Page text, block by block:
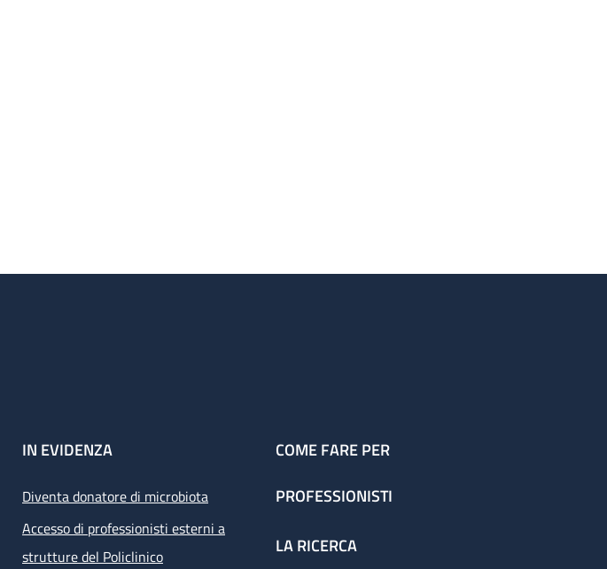
IN EVIDENZA
Diventa donatore di microbiota
Accesso di professionisti esterni a
strutture del Policlinico
COME FARE PER
PROFESSIONISTI
LA RICERCA